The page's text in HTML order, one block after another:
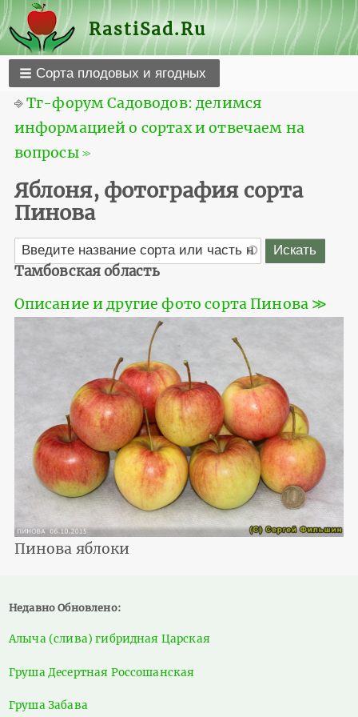
RastiSad.Ru
Сорта плодовых и ягодных
⎆Тг-форум Садоводов: делимся
информацией о сортах и отвечаем на
вопросы ≫
Яблоня, фотография сорта
Пинова
Тамбовская область
Описание и другие фото сорта Пинова ≫
Пинова яблоки
Недавно Обновлено:
Алыча (слива) гибридная Царская
Груша Десертная Россошанская
Груша Забава